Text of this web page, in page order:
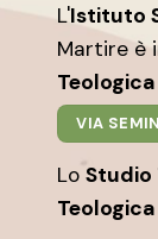
L'Istituto
Martire è
VIA
Lo Studio